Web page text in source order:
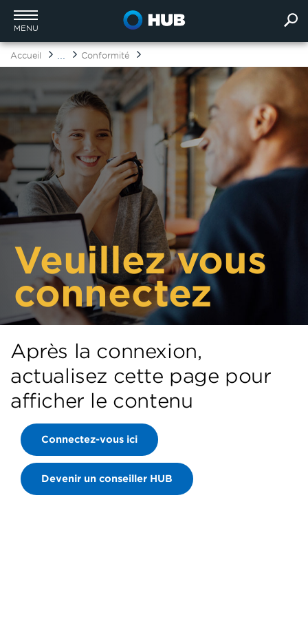
MENU
Accueil ... Conformité
Veuillez vous
connectez
Après la connexion,
actualisez cette page pour
afficher le contenu
Connectez-vous ici
Devenir un conseiller HUB